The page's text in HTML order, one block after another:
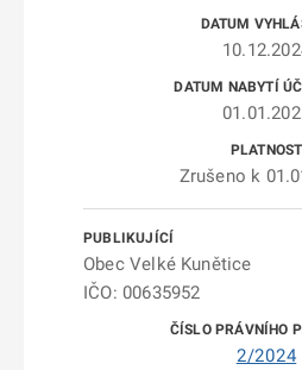
Zrušeno k
Obec Velké Kunětice
IČO: 00635952
2/2024